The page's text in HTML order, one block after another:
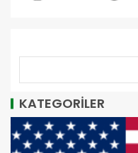
KATEGORİLER